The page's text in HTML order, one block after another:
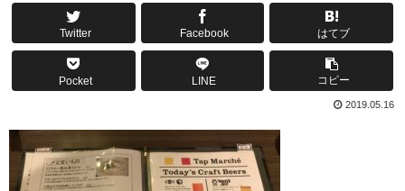
Twitter Facebook はてブ
Pocket LINE コピー
2019.05.16